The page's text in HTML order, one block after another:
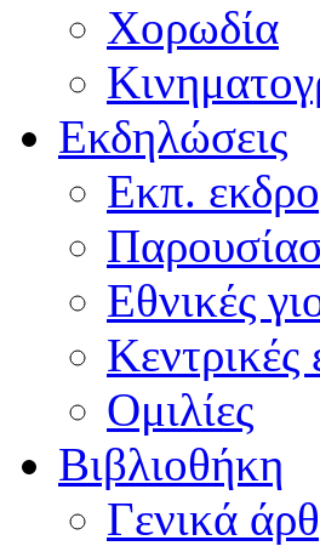
Χορωδία
Εκδηλώσεις
Εκπ.
Εθνικές
Κεντρικές
Ομιλίες
Βιβλιοθήκη
Γενικά